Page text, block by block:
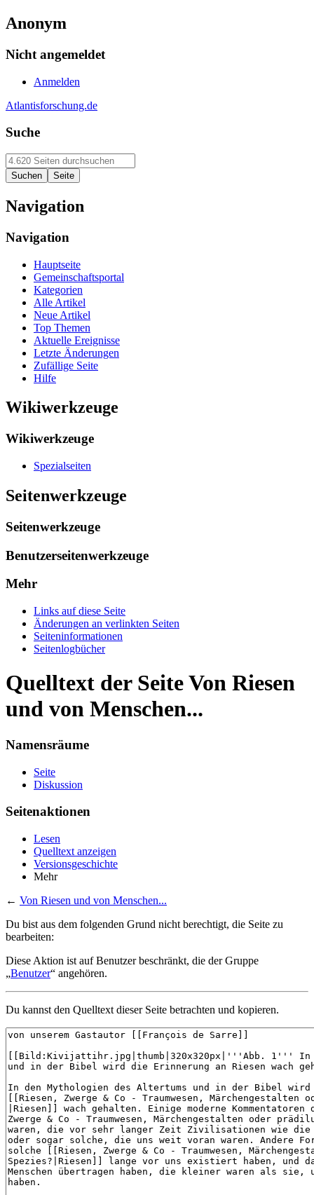
Anonym
Nicht angemeldet
Anmelden
Atlantisforschung.de
Suche
Navigation
Navigation
Hauptseite
Gemeinschaftsportal
Kategorien
Alle Artikel
Neue Artikel
Top Themen
Aktuelle Ereignisse
Letzte Änderungen
Zufällige Seite
Hilfe
Wikiwerkzeuge
Wikiwerkzeuge
Spezialseiten
Seitenwerkzeuge
Seitenwerkzeuge
Benutzerseitenwerkzeuge
Mehr
Links auf diese Seite
Änderungen an verlinkten Seiten
Seiten­informationen
Seitenlogbücher
Quelltext der Seite Von Riesen
und von Menschen...
Namensräume
Seite
Diskussion
Seitenaktionen
Lesen
Quelltext anzeigen
Versionsgeschichte
Mehr
← Von Riesen und von Menschen...
Du bist aus dem folgenden Grund nicht berechtigt, die Seite zu
bearbeiten:
Diese Aktion ist auf Benutzer beschränkt, die der Gruppe
„Benutzer“ angehören.
Du kannst den Quelltext dieser Seite betrachten und kopieren.